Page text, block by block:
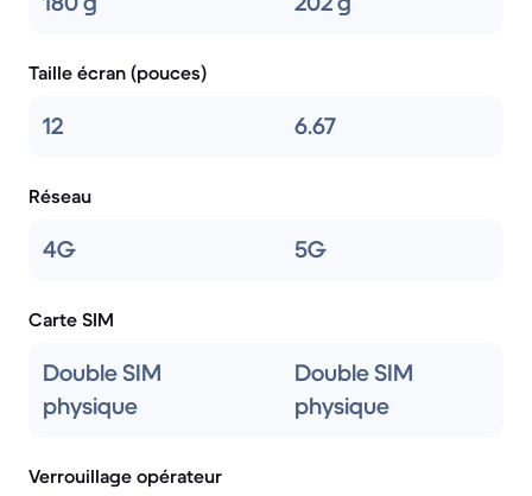
Taille écran (pouces)
12 6.67
Réseau
4G 5G
Carte SIM
Double SIM
physique
Double SIM
physique
Verrouillage opérateur